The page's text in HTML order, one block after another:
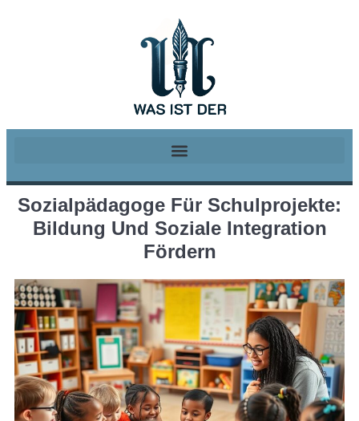
Sozialpädagoge Für Schulprojekte:
Bildung Und Soziale Integration
Fördern